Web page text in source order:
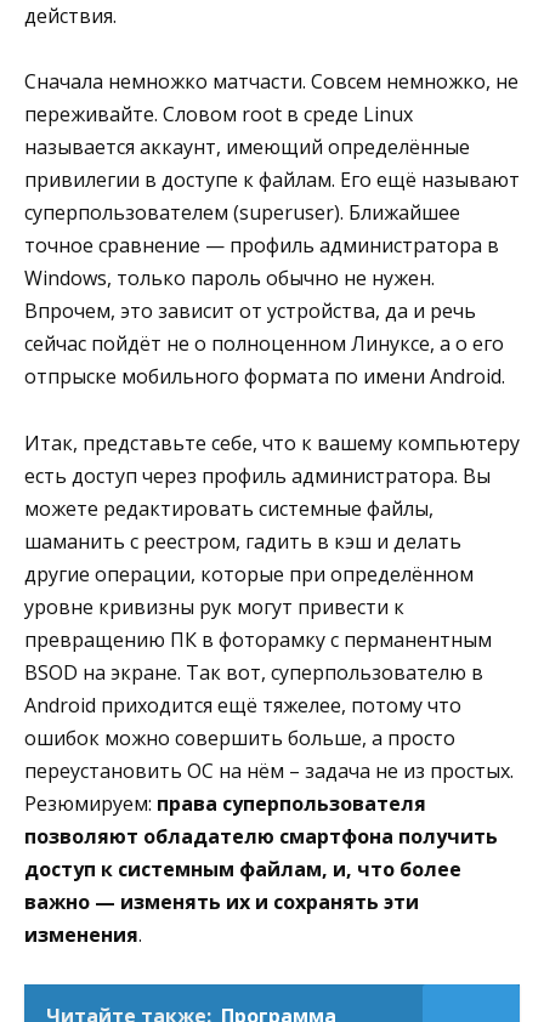
действия.
Сначала немножко матчасти. Совсем немножко, не
переживайте. Словом root в среде Linux
называется аккаунт, имеющий определённые
привилегии в доступе к файлам. Его ещё называют
суперпользователем (superuser). Ближайшее
точное сравнение — профиль администратора в
Windows, только пароль обычно не нужен.
Впрочем, это зависит от устройства, да и речь
сейчас пойдёт не о полноценном Линуксе, а о его
отпрыске мобильного формата по имени Android.
Итак, представьте себе, что к вашему компьютеру
есть доступ через профиль администратора. Вы
можете редактировать системные файлы,
шаманить с реестром, гадить в кэш и делать
другие операции, которые при определённом
уровне кривизны рук могут привести к
превращению ПК в фоторамку с перманентным
BSOD на экране. Так вот, суперпользователю в
Android приходится ещё тяжелее, потому что
ошибок можно совершить больше, а просто
переустановить ОС на нём – задача не из простых.
Резюмируем: права суперпользователя
позволяют обладателю смартфона получить
доступ к системным файлам, и, что более
важно — изменять их и сохранять эти
изменения.
Читайте также: Программа